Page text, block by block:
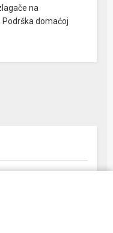
na
Podrška domaćoj
Designed by